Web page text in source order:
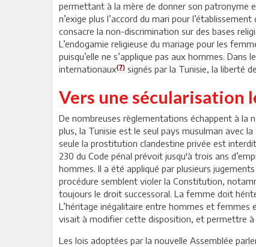
permettant à la mère de donner son patronyme
n’exige plus l’accord du mari pour
consacre la non-discrimination sur des bases
L’endogamie religieuse du mariage pour les
puisqu’elle ne s’applique pas aux hommes.
internationaux(7) signés par la Tunisie, la liberté
Vers une sécularisation
De nombreuses règlementations échappent à la
plus, la Tunisie est le seul pays musulman avec
seule la prostitution clandestine privée est
230 du Code pénal prévoit jusqu'à trois ans
hommes. Il a été appliqué par plusieurs
procédure semblent violer la Constitution,
toujours le droit successoral. La femme doit
L’héritage inégalitaire entre hommes et femmes
visait à modifier cette disposition, et permettre à
Les lois adoptées par la nouvelle Assemblée